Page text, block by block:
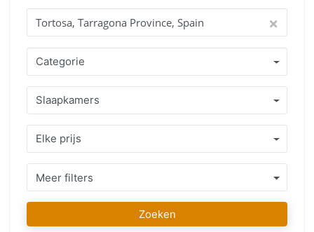
ruim 15 jaar ervaring met een team van makelaars die uw
taal spreken, en het land waar u in wilt kopen als geen ander
kennen. Het aanbod van goed verzorgde woningen of
bouwgrond gelegen in Tortosa, Tarragona Province, Spain of
directe omgeving in combinatie met een eerlijk
professioneel advies staan garant voor een juiste beslissing.
Vanaf uw eerste contact totdat u uw favoriete woning
gevonden heeft kunt u op ons rekenen, niet alleen bij
aankoop maar ook lang daarna zullen wij u met advies
bijstaan en waar nodig assisteren. Ons IMMO ABROAD team
wenst u alvast veel plezier met het zoeken naar uw favoriete
woning in Tortosa, Tarragona Province, Spain. Wij
ontvangen u graag op onze vestiging in Tortosa, Tarragona
Province, Spain voor een vrijblijvend advies en bezichtiging
van de woning die u heeft uitgekozen.
Categorie
Slaapkamers
Elke prijs
Meer filters
Zoeken